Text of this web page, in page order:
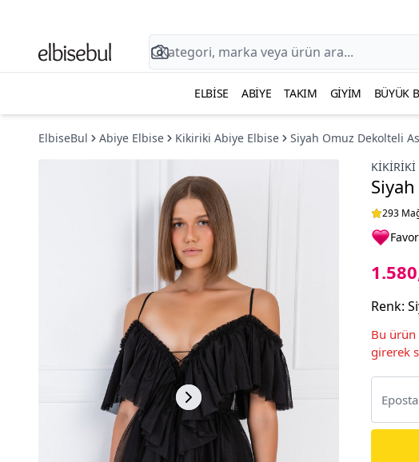
ELBISE ABIYE TAKIM GIYIM BÜYÜK
ElbiseBul Abiye Elbise Kikiriki Abiye Elbise
Siyah Omuz Dekolteli
KIKIRIKI
293
Renk:
Bu ürün
girerek